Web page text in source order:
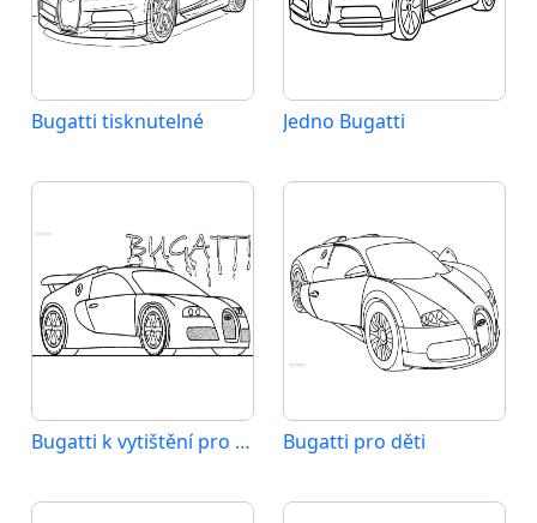
Bugatti tisknutelné Jedno Bugatti
Bugatti k vytištění pro děti Bugatti pro děti